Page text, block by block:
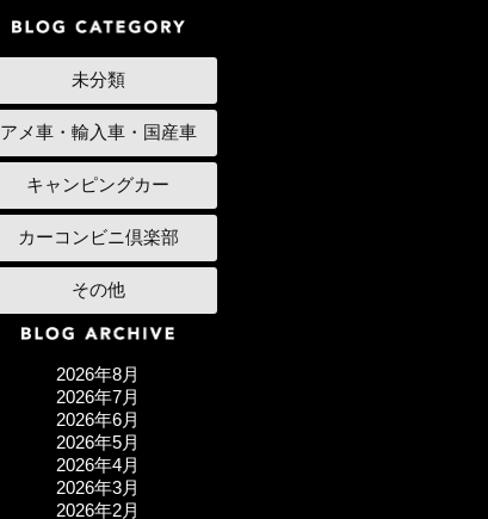
未分類
アメ車・輸入車・国産車
キャンピングカー
カーコンビニ倶楽部
その他
2026年8月
2026年7月
2026年6月
2026年5月
2026年4月
2026年3月
2026年2月